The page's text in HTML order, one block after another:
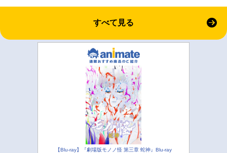
すべて見る
【Blu-ray】『劇場版モノノ怪 第三章 蛇神』Blu-ray